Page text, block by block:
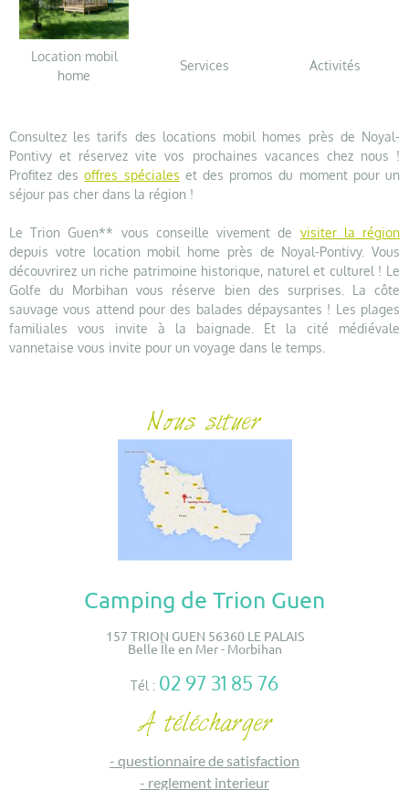
Location mobil
home
Services Activités
Consultez les tarifs des locations mobil homes près de Noyal-
Pontivy et réservez vite vos prochaines vacances chez nous !
Profitez desoffres spéciales et des promos du moment pour un
séjour pas cher dans la région !
Le Trion Guen** vous conseille vivement de visiter la région
depuis votre location mobil home près de Noyal-Pontivy. Vous
découvrirez un riche patrimoine historique, naturel et culturel ! Le
Golfe du Morbihan vous réserve bien des surprises. La côte
sauvage vous attend pour des balades dépaysantes ! Les plages
familiales vous invite à la baignade. Et la cité médiévale
vannetaise vous invite pour un voyage dans le temps.
Camping de Trion Guen
157 TRION GUEN 56360 LE PALAIS
Belle Île en Mer - Morbihan
Tél : 02 97 31 85 76
- questionnaire de satisfaction
- reglement interieur